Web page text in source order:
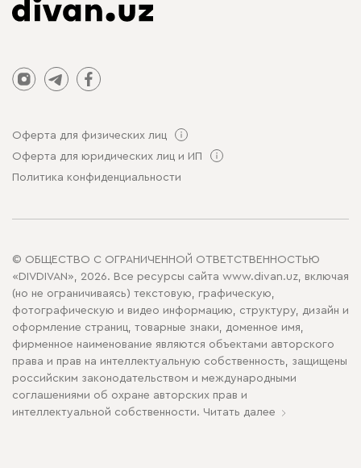
Оферта для физических лиц
Оферта для юридических лиц и ИП
Политика конфиденциальности
© ОБЩЕСТВО С ОГРАНИЧЕННОЙ ОТВЕТСТВЕННОСТЬЮ
«DIVDIVAN», 2026. Все ресурсы сайта www.divan.uz, включая
(но не ограничиваясь) текстовую, графическую,
фотографическую и видео информацию, структуру, дизайн и
оформление страниц, товарные знаки, доменное имя,
фирменное наименование являются объектами авторского
права и прав на интеллектуальную собственность, защищены
российским законодательством и международными
соглашениями об охране авторских прав и
интеллектуальной собственности. Читать далее